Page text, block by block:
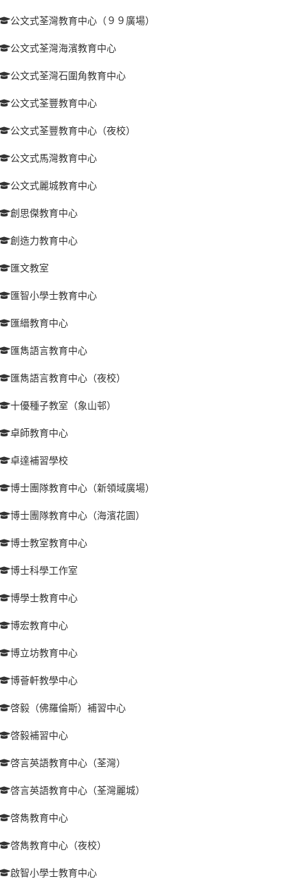
公文式荃灣教育中心（９９廣場）
公文式荃灣海濱教育中心
公文式荃灣石圍角教育中心
公文式荃豐教育中心
公文式荃豐教育中心（夜校）
公文式馬灣教育中心
公文式麗城教育中心
創思傑教育中心
創造力教育中心
匯文教室
匯智小學士教育中心
匯縉教育中心
匯雋語言教育中心
匯雋語言教育中心（夜校）
十優種子教室（象山邨）
卓師教育中心
卓達補習學校
博士團隊教育中心（新領域廣場）
博士團隊教育中心（海濱花園）
博士教室教育中心
博士科學工作室
博學士教育中心
博宏教育中心
博立坊教育中心
博薈軒教學中心
啓毅（佛羅倫斯）補習中心
啓毅補習中心
啓言英語教育中心（荃灣）
啓言英語教育中心（荃灣麗城）
啓雋教育中心
啓雋教育中心（夜校）
啟智小學士教育中心